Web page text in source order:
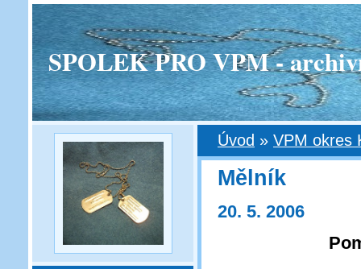
SPOLEK PRO VPM -
Úvod » VPM okres
Mělník
20. 5. 2006